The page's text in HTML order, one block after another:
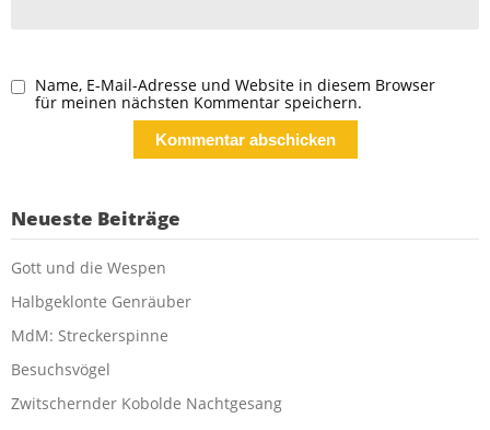
Name, E-Mail-Adresse und Website in diesem Browser
für meinen nächsten Kommentar speichern.
Neueste Beiträge
Gott und die Wespen
Halbgeklonte Genräuber
MdM: Streckerspinne
Besuchsvögel
Zwitschernder Kobolde Nachtgesang